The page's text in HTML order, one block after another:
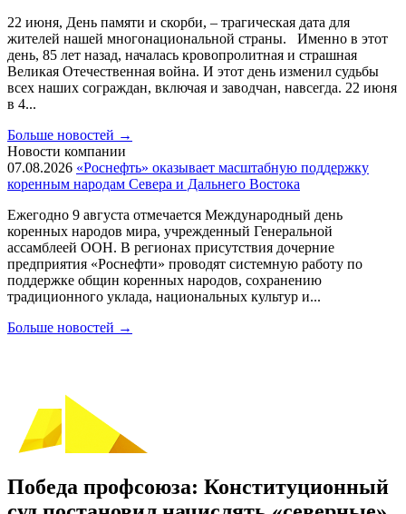
22 июня, День памяти и скорби, – трагическая дата для
жителей нашей многонациональной страны. Именно в этот
день, 85 лет назад, началась кровопролитная и страшная
Великая Отечественная война. И этот день изменил судьбы
всех наших сограждан, включая и заводчан, навсегда. 22 июня
в 4...
Больше новостей →
Новости компании
07.08.2026 «Роснефть» оказывает масштабную поддержку
коренным народам Севера и Дальнего Востока
Ежегодно 9 августа отмечается Международный день
коренных народов мира, учрежденный Генеральной
ассамблеей ООН. В регионах присутствия дочерние
предприятия «Роснефти» проводят системную работу по
поддержке общин коренных народов, сохранению
традиционного уклада, национальных культур и...
Больше новостей →
Победа профсоюза: Конституционный